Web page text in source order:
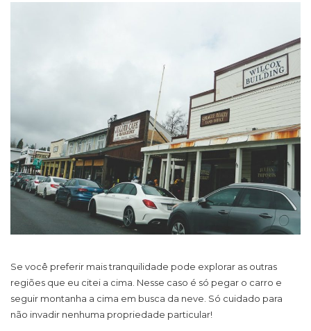
Se você preferir mais tranquilidade pode explorar as outras
regiões que eu citei a cima. Nesse caso é só pegar o carro e
seguir montanha a cima em busca da neve. Só cuidado para
não invadir nenhuma propriedade particular!